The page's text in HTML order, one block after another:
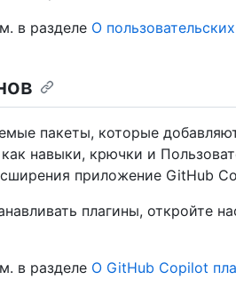
в разделе О
пакеты, которые
навыки, крючки и
приложение GitHub
плагины, откройте
в разделе О GitHub Copilot